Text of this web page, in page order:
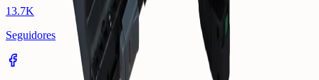
13.7K
Seguidores